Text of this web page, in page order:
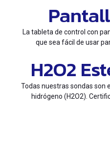
La tableta de control con
que sea fácil de usar
H2O2
Todas nuestras sondas son
hidrógeno (H2O2).